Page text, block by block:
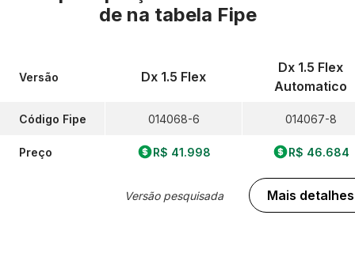
de na tabela Fipe
Versão
Código Fipe
Preço
Dx 1.5 Flex
014068-6
R$ 41.998
Versão pesquisada
Dx 1.5 Flex
Automatico
014067-8
R$ 46.684
Mais detalhes